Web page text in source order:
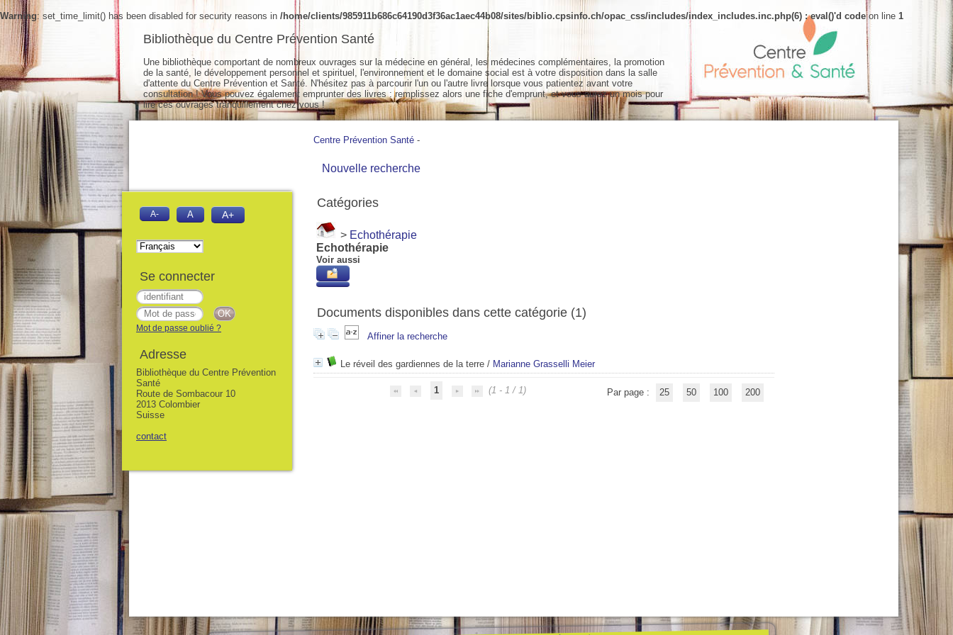
Warning: set_time_limit() has been disabled for security reasons in /home/clients/985911b686c64190d3f36ac1aec44b08/sites/biblio.cpsinfo.ch/opac_css/includes/index_includes.inc.php(6) : eval()'d codeon line 1
Centre Prévention Santé -
Nouvelle recherche
Catégories
> Echothérapie
Echothérapie
Voir aussi
Documents disponibles dans cette catégorie (1)
Affiner la recherche
Le réveil des gardiennes de la terre / Marianne Grasselli Meier
1 (1 - 1 / 1) Par page : 25 50 100 200
Bibliothèque du Centre Prévention Santé
Une bibliothèque comportant de nombreux ouvrages sur la médecine en général, les médecines complémentaires, la promotion
de la santé, le développement personnel et spirituel, l'environnement et le domaine social est à votre disposition dans la salle
d'attente du Centre Prévention et Santé. N'hésitez pas à parcourir l'un ou l'autre livre lorsque vous patientez avant votre
consultation ! Vous pouvez également emprunter des livres : remplissez alors une fiche d'emprunt, et vous aurez un mois pour
lire ces ouvrages tranquillement chez vous !
A- A A+
Se connecter
Mot de passe oublié ?
Adresse
Bibliothèque du Centre Prévention
Santé
Route de Sombacour 10
2013 Colombier
Suisse
contact